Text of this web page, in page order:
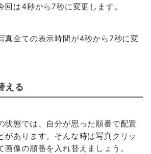
回は4秒から7秒に変更します。
真全ての表示時間が4秒から7秒に変
える
状態では、自分が思った順番で配置
があります。そんな時は写真クリッ
画像の順番を入れ替えましょう。